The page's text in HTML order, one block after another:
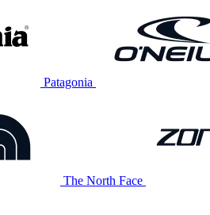
Patagonia
The North Face